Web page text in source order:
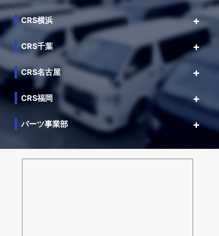
CRS横浜
CRS千葉
CRS名古屋
CRS福岡
パーツ事業部